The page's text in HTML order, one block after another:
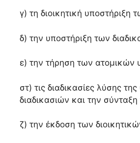
γ) τη διοικητική υποστήριξη
δ) την υποστήριξη των
ε) την τήρηση των ατομικών
στ) τις διαδικασίες λύσης
διαδικασιών και την
ζ) την έκδοση των